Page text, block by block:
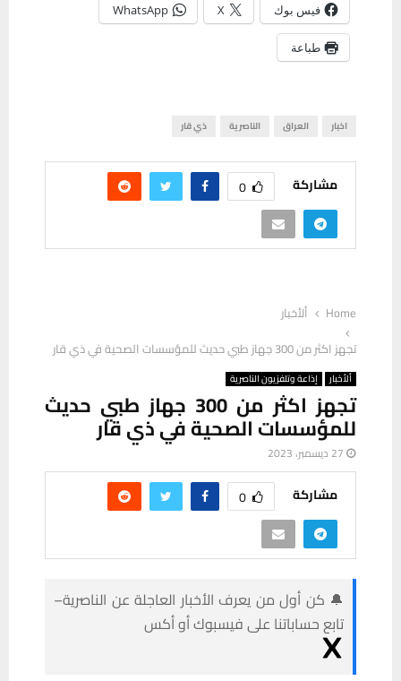
فيس بوك X
WhatsApp
طباعة
اخبار العراق الناصرية ذي قار
مشاركة 0
Home
ألأخبار
تجهز اكثر من 300 جهاز طبي حديث للمؤسسات الصحية في ذي قار
ألأخبار إذاعة وتلفزيون الناصرية
تجهز اكثر من 300 جهاز طبي حديث
للمؤسسات الصحية في ذي قار
27 ديسمبر، 2023
مشاركة 0
🔔 كن أول من يعرف الأخبار العاجلة عن الناصرية–
تابع حساباتنا على فيسبوك أو أكس